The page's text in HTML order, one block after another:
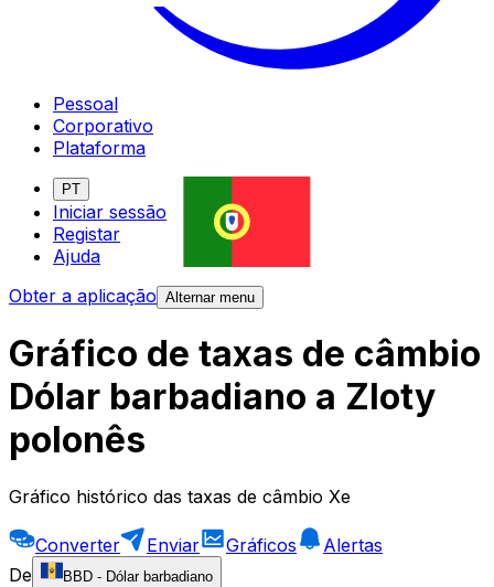
Pessoal
Corporativo
Plataforma
PT
Iniciar sessão
Registar
Ajuda
Obter a aplicação Alternar menu
Gráfico de taxas de câmbio
Dólar barbadiano a Zloty
polonês
Gráfico histórico das taxas de câmbio Xe
Converter Enviar Gráficos
Alertas
De
BBD - Dólar barbadiano